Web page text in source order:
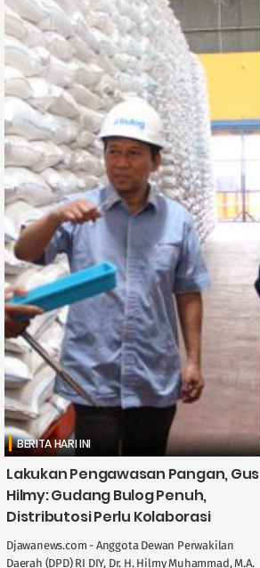
BERITA HARI INI
Lakukan Pengawasan Pangan, Gus
Hilmy: Gudang Bulog Penuh,
Distributosi Perlu Kolaborasi
Djawanews.com - Anggota Dewan Perwakilan
Daerah (DPD) RI DIY, Dr. H. Hilmy Muhammad, M.A.